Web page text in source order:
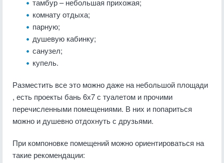
тамбур – небольшая прихожая;
комнату отдыха;
парную;
душевую кабинку;
санузел;
купель.
Разместить все это можно даже на небольшой площади
, есть проекты бань 6х7 с туалетом и прочими
перечисленными помещениями. В них и попариться
можно и душевно отдохнуть с друзьями.
При компоновке помещений можно ориентироваться на
такие рекомендации: